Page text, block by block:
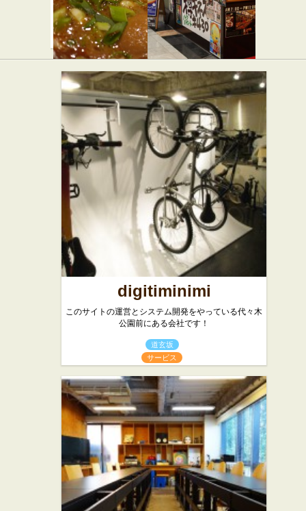
街店 ★★☆
らーめん屋
五ノ神製作
所 ★★☆
らーめん屋
ビア＆カ
フェ
BERG ★☆☆
カフェ・喫茶店
バー・居酒屋
digitiminimi
このサイトの運営とシステム開発をやっている代々木
公園前にある会社です！
道玄坂
サービス